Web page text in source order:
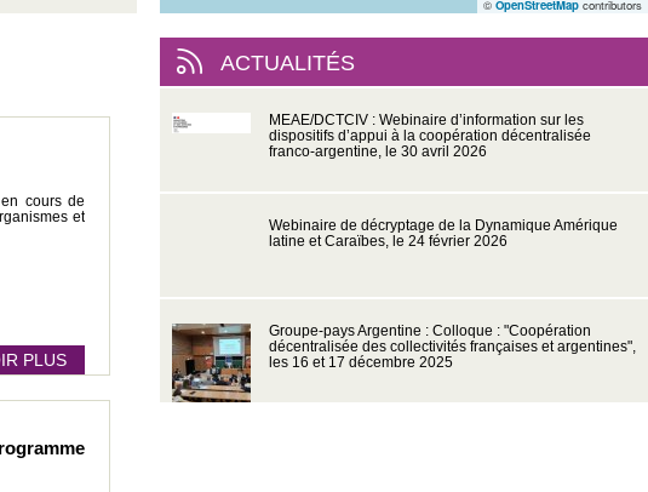
© OpenStreetMap contributors
cours de
et
PLUS
ACTUALITÉS
MEAE/DCTCIV : Webinaire d’information sur les
dispositifs d’appui à la coopération décentralisée
franco-argentine, le 30 avril 2026
Webinaire de décryptage de la Dynamique Amérique
latine et Caraïbes, le 24 février 2026
Groupe-pays Argentine : Colloque : "Coopération
décentralisée des collectivités françaises et argentines",
les 16 et 17 décembre 2025